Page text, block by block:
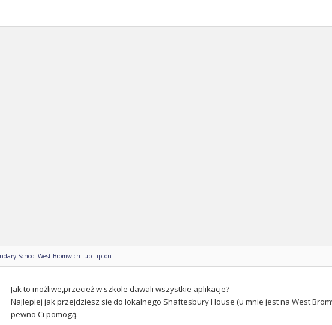
School West Bromwich lub Tipton
Jak to możliwe,przecież w szkole dawali wszystkie aplikacje?
Najlepiej jak przejdziesz się do lokalnego Shaftesbury House (u mnie jest na West
pewno Ci pomogą.